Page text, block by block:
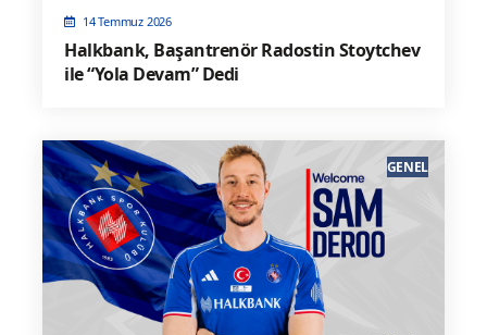
14 Temmuz 2026
Halkbank, Başantrenör Radostin Stoytchev
ile “Yola Devam” Dedi
GENEL